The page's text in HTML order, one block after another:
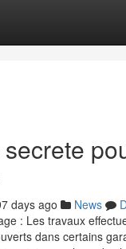
days ago News
: Les travaux
dans certains